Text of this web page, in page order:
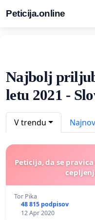
Peticija.online
Najbolj
letu 2021 -
V trendu
Peticija, da se
Tor Pika
48 815 podpisov
12 Apr 2020